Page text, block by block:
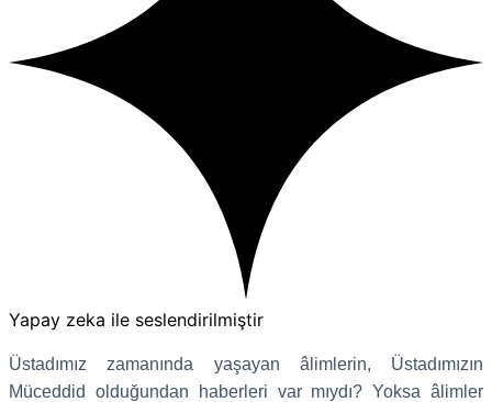
Yapay zeka ile seslendirilmiştir
Üstadımız zamanında yaşayan âlimlerin, Üstadımızın
Müceddid olduğundan haberleri var mıydı?Yoksa âlimler